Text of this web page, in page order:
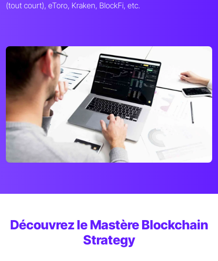
(tout court), eToro, Kraken, BlockFi, etc.
Découvrez le Mastère Blockchain
Strategy